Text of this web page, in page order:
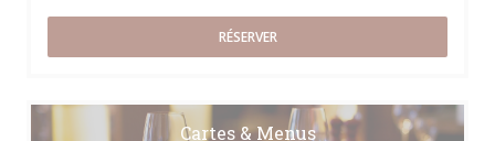
RÉSERVER
Cartes & Menus